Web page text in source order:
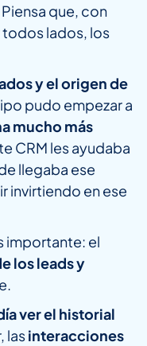
que, con
lados, los
y el origen de
pudo empezar a
mucho más
CRM les ayudaba
llegaba ese
invirtiendo en ese
importante: el
los leads y
ver el historial
lasinteracciones